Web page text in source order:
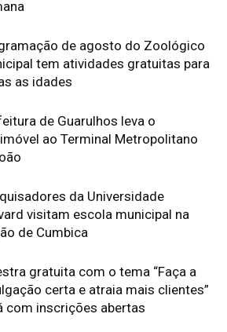
de agosto do Zoológico
tem atividades gratuitas para
as idades
de Guarulhos leva o
ao Terminal Metropolitano
da Universidade
visitam escola municipal na
de Cumbica
gratuita com o tema “Faça a
certa e atraia mais clientes”
com inscrições abertas